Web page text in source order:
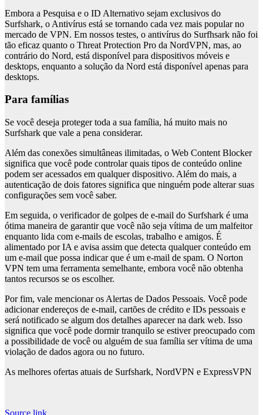
Embora a Pesquisa e o ID Alternativo sejam exclusivos do
Surfshark, o Antivírus está se tornando cada vez mais popular no
mercado de VPN. Em nossos testes, o antivírus do Surfhsark não foi
tão eficaz quanto o Threat Protection Pro da NordVPN, mas, ao
contrário do Nord, está disponível para dispositivos móveis e
desktops, enquanto a solução da Nord está disponível apenas para
desktops.
Para famílias
Se você deseja proteger toda a sua família, há muito mais no
Surfshark que vale a pena considerar.
Além das conexões simultâneas ilimitadas, o Web Content Blocker
significa que você pode controlar quais tipos de conteúdo online
podem ser acessados ​​em qualquer dispositivo. Além do mais, a
autenticação de dois fatores significa que ninguém pode alterar suas
configurações sem você saber.
Em seguida, o verificador de golpes de e-mail do Surfshark é uma
ótima maneira de garantir que você não seja vítima de um malfeitor
enquanto lida com e-mails de escolas, trabalho e amigos. É
alimentado por IA e avisa assim que detecta qualquer conteúdo em
um e-mail que possa indicar que é um e-mail de spam. O Norton
VPN tem uma ferramenta semelhante, embora você não obtenha
tantos recursos se os escolher.
Por fim, vale mencionar os Alertas de Dados Pessoais. Você pode
adicionar endereços de e-mail, cartões de crédito e IDs pessoais e
será notificado se algum dos detalhes aparecer na dark web. Isso
significa que você pode dormir tranquilo se estiver preocupado com
a possibilidade de você ou alguém de sua família ser vítima de uma
violação de dados agora ou no futuro.
As melhores ofertas atuais de Surfshark, NordVPN e ExpressVPN
Source link